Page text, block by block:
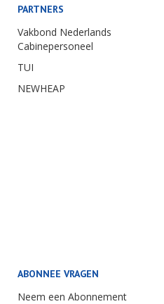
PARTNERS
Vakbond Nederlands
Cabinepersoneel
TUI
NEWHEAP
ABONNEE VRAGEN
Neem een Abonnement